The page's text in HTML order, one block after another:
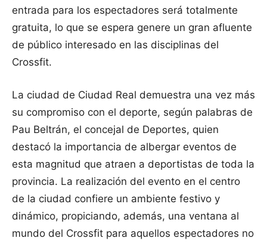
entrada para los espectadores será totalmente
gratuita, lo que se espera genere un gran afluente
de público interesado en las disciplinas del
Crossfit.
La ciudad de Ciudad Real demuestra una vez más
su compromiso con el deporte, según palabras de
Pau Beltrán, el concejal de Deportes, quien
destacó la importancia de albergar eventos de
esta magnitud que atraen a deportistas de toda la
provincia. La realización del evento en el centro
de la ciudad confiere un ambiente festivo y
dinámico, propiciando, además, una ventana al
mundo del Crossfit para aquellos espectadores no